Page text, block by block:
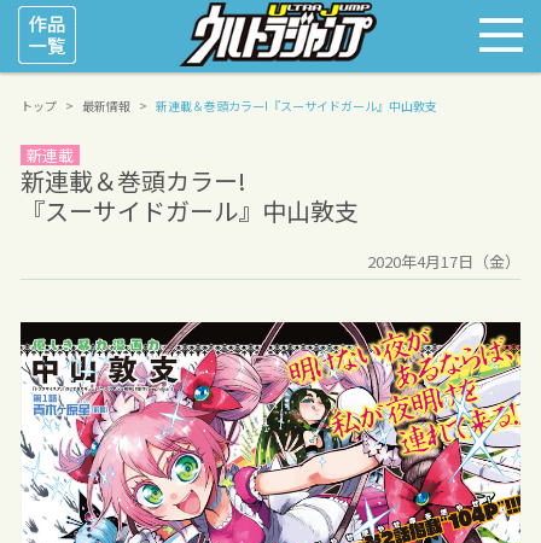
トップ 最新情報 新連載＆巻頭カラー! 『スーサイドガール』中山敦支
新連載
新連載＆巻頭カラー!
『スーサイドガール』中山敦支
2020年4月17日（金）